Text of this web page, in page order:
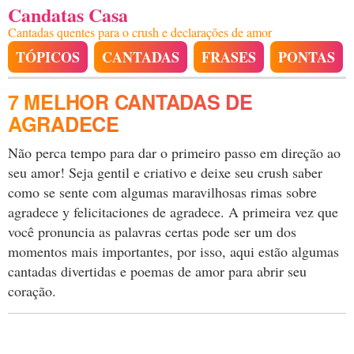
Candatas Casa
Cantadas quentes para o crush e declarações de amor
TÓPICOS CANTADAS FRASES PONTAS
7 MELHOR CANTADAS DE
AGRADECE
Não perca tempo para dar o primeiro passo em direção ao
seu amor! Seja gentil e criativo e deixe seu crush saber
como se sente com algumas maravilhosas rimas sobre
agradece y felicitaciones de agradece. A primeira vez que
você pronuncia as palavras certas pode ser um dos
momentos mais importantes, por isso, aqui estão algumas
cantadas divertidas e poemas de amor para abrir seu
coração.